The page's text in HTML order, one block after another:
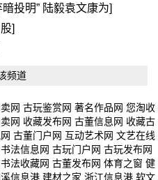
投明” 陆毅袁文康为]
]
频道
网 古玩鉴赏网 著名作品网 您淘收
网 收藏发布网 古董信息网 收藏古
古董门户网 互动艺术网 文艺在线
书法信息网 古玩门户网 古玩发布网
书法收藏网 古董发布网 体育之窗 健
溪信息港 建材之家 浙江信息港 软文